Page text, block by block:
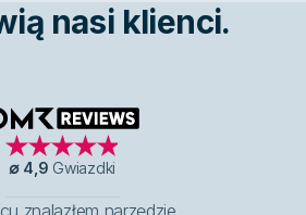
nasi klienci.
OMR Reviews
∅ 4,9 Gwiazdki
znalazłem narzędzie,